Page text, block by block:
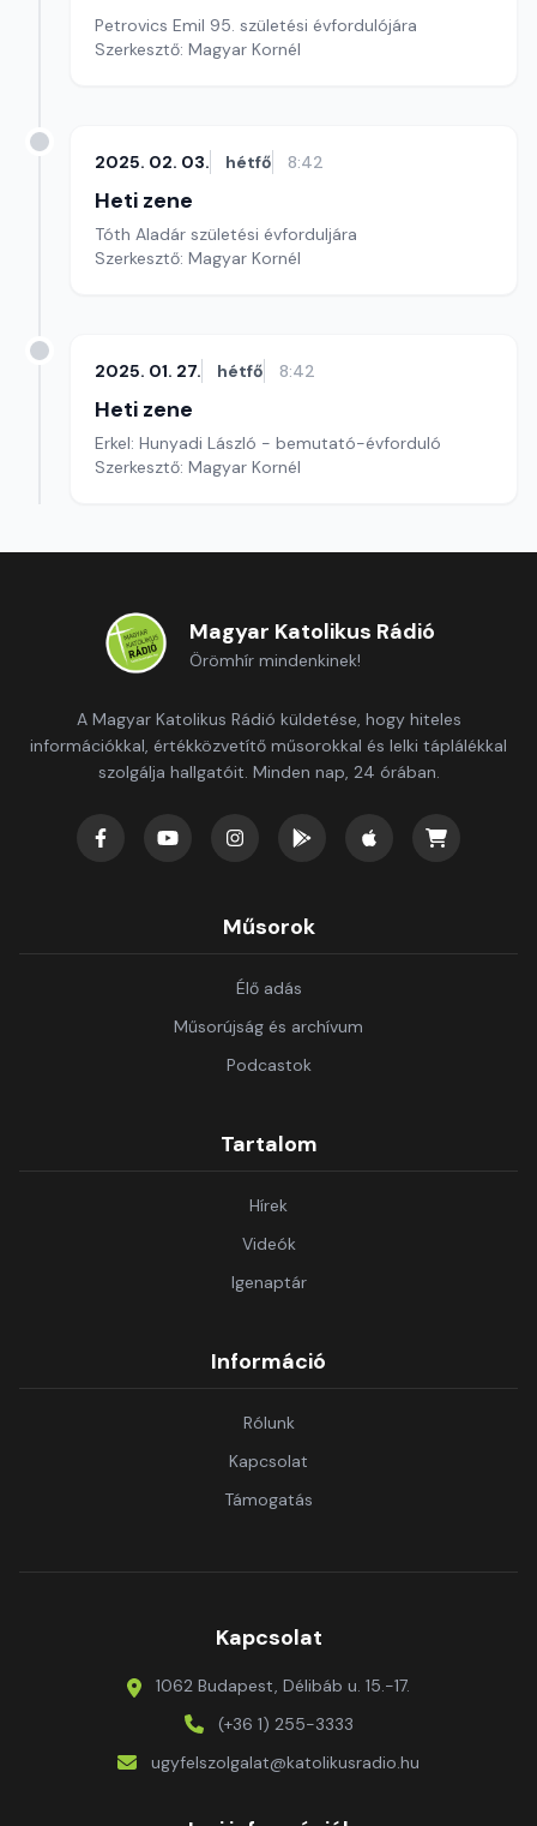
Petrovics Emil 95. születési évfordulójára
Szerkesztő: Magyar Kornél
2025. 02. 03. hétfő 8:42
Heti zene
Tóth Aladár születési évforduljára
Szerkesztő: Magyar Kornél
2025. 01. 27. hétfő 8:42
Heti zene
Erkel: Hunyadi László - bemutató-évforduló
Szerkesztő: Magyar Kornél
Magyar Katolikus Rádió
Örömhír mindenkinek!
A Magyar Katolikus Rádió küldetése, hogy hiteles
információkkal, értékközvetítő műsorokkal és lelki táplálékkal
szolgálja hallgatóit. Minden nap, 24 órában.
Műsorok
Élő adás
Műsorújság és archívum
Podcastok
Tartalom
Hírek
Videók
Igenaptár
Információ
Rólunk
Kapcsolat
Támogatás
Kapcsolat
1062 Budapest, Délibáb u. 15.-17.
(+36 1) 255-3333
ugyfelszolgalat@katolikusradio.hu